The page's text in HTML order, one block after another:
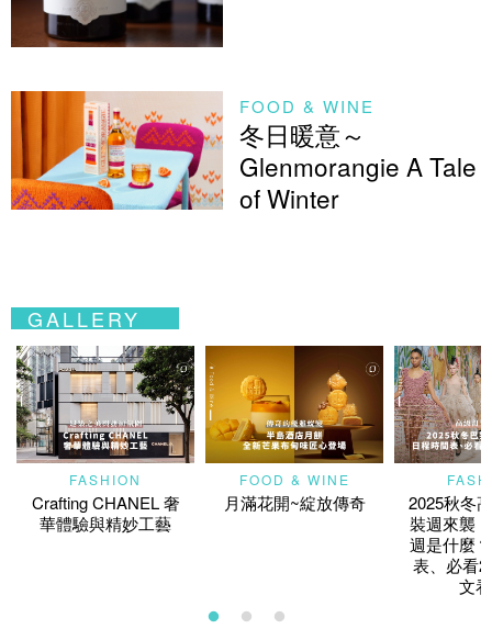
FOOD & WINE
冬日暖意～
Glenmorangie A Tale
of Winter
GALLERY
FASHION
Crafting CHANEL 奢
華體驗與精妙工藝
FOOD & WINE
月滿花開~綻放傳奇
2025秋冬
裝週來襲
週是什麼
表、必看
文